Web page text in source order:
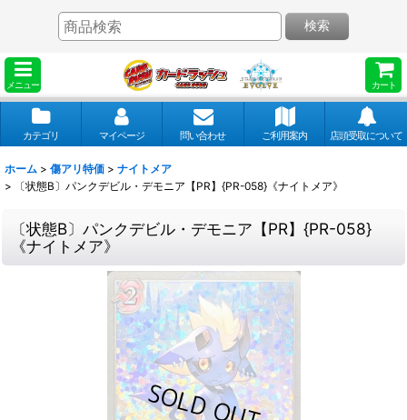
メニュー カート
検索
カテゴリ マイページ 問い合わせ ご利用案内 店頭受取について
ホーム > 傷アリ特価 > ナイトメア
>
〔状態B〕パンクデビル・デモニア【PR】{PR-058}《ナイトメア》
〔状態B〕パンクデビル・デモニア【PR】{PR-058}
《ナイトメア》